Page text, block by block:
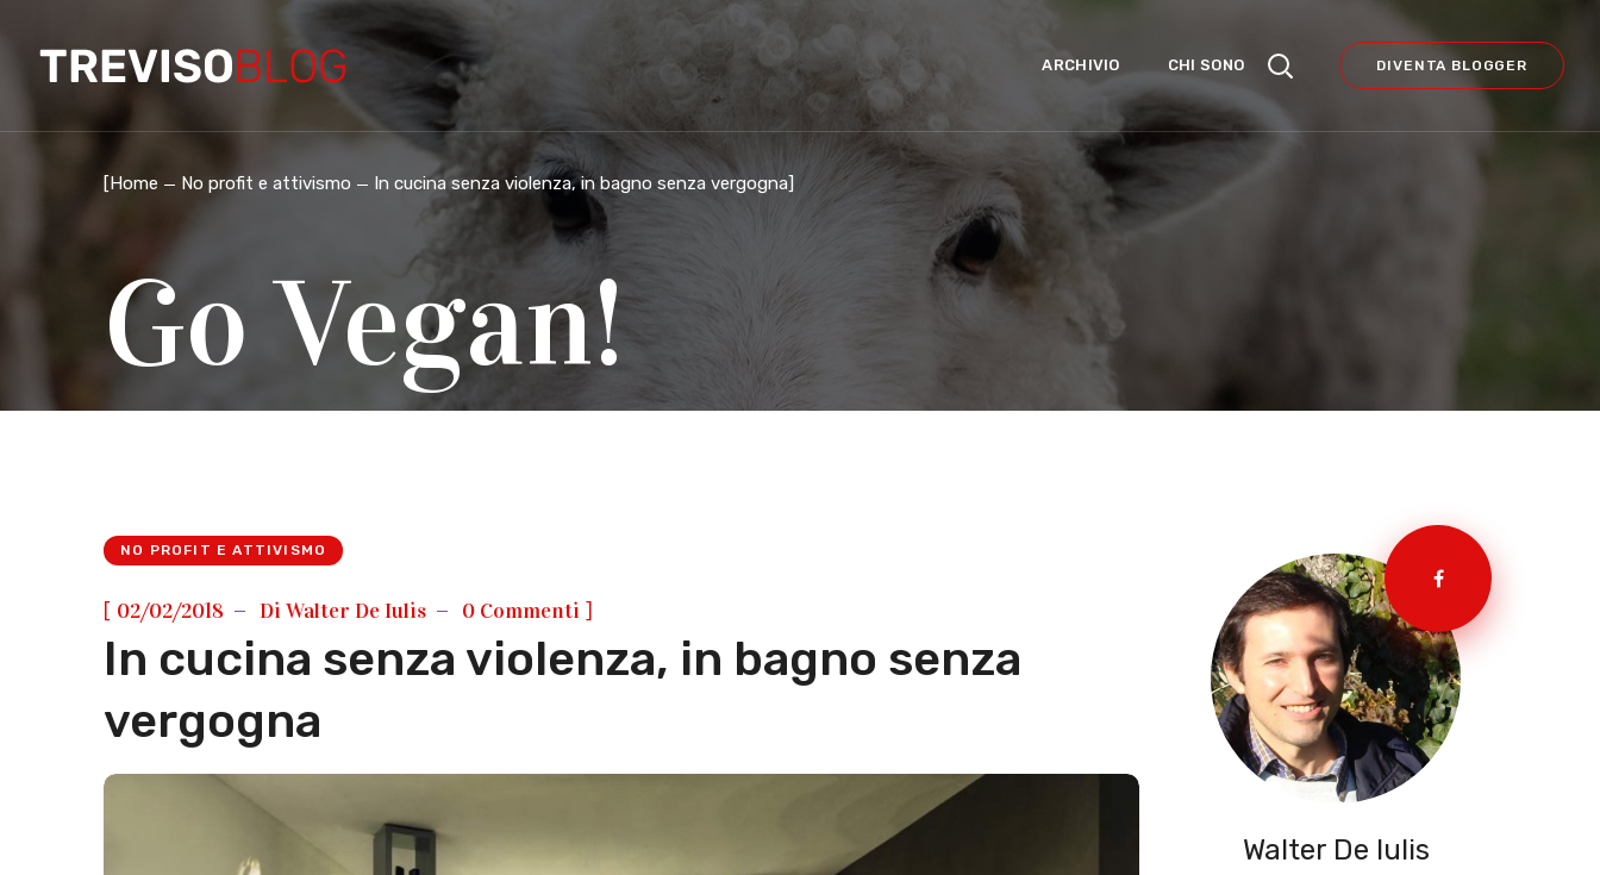
ARCHIVIO CHI SONO DIVENTA BLOGGER
[Home No profit e attivismo In cucina senza violenza, in bagno senza vergogna]
Go Vegan!
NO PROFIT E ATTIVISMO
[ 02/02/2018 DiWalter De Iulis 0 Commenti ]
In cucina senza violenza, in bagno senza
vergogna
Walter De Iulis